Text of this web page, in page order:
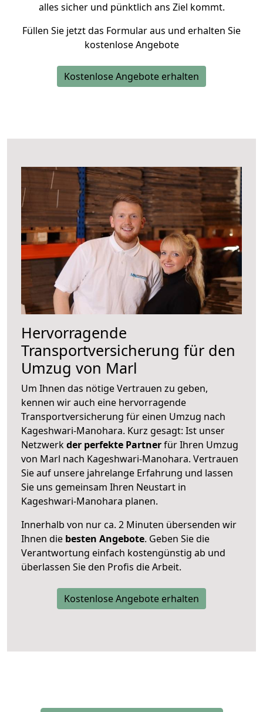
alles sicher und pünktlich ans Ziel kommt.
Füllen Sie jetzt das Formular aus und erhalten Sie
kostenlose Angebote
Kostenlose Angebote erhalten
Hervorragende
Transportversicherung für den
Umzug von Marl
Um Ihnen das nötige Vertrauen zu geben,
kennen wir auch eine hervorragende
Transportversicherung für einen Umzug nach
Kageshwari-Manohara. Kurz gesagt: Ist unser
Netzwerkder perfekte Partnerfür Ihren Umzug
von Marl nach Kageshwari-Manohara. Vertrauen
Sie auf unsere jahrelange Erfahrung und lassen
Sie uns gemeinsam Ihren Neustart in
Kageshwari-Manohara planen.
Innerhalb von nur ca. 2 Minuten übersenden wir
Ihnen die besten Angebote. Geben Sie die
Verantwortung einfach kostengünstig ab und
überlassen Sie den Profis die Arbeit.
Kostenlose Angebote erhalten